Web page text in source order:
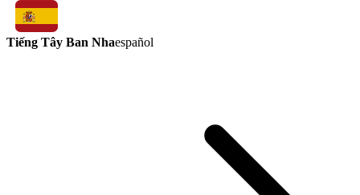
Tiếng Tây Ban Nhaespañol